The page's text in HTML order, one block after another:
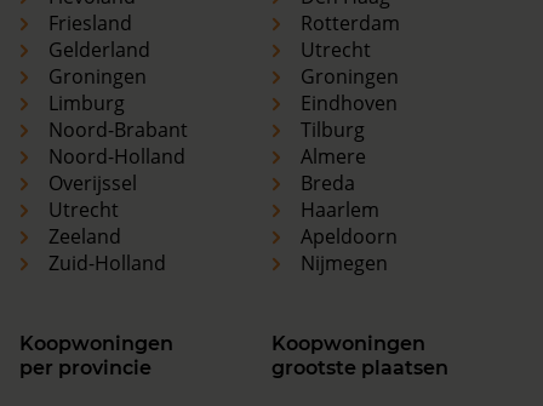
Friesland
Gelderland
Groningen
Limburg
Noord-Brabant
Noord-Holland
Overijssel
Utrecht
Zeeland
Zuid-Holland
Rotterdam
Utrecht
Groningen
Eindhoven
Tilburg
Almere
Breda
Haarlem
Apeldoorn
Nijmegen
Koopwoningen
per provincie
Koopwoningen
grootste plaatsen